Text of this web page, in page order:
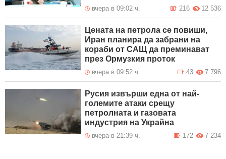
вчера в 09:02 ч. 12 536
216
Цената на петрола се повиши,
Иран планира да забрани на
кораби от САЩ да преминават
през Ормузкия проток
вчера в 09:52 ч. 7 796
43
Русия извърши една от най-
големите атаки срещу
петролната и газовата
индустрия на Украйна
вчера в 21:39 ч. 7 234
172